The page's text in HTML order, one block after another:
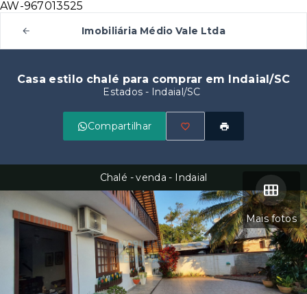
AW-967013525
Imobiliária Médio Vale Ltda
Casa estilo chalé para comprar em Indaial/SC
Estados - Indaial/SC
Compartilhar
Mais fotos
Chalé - venda - Indaial